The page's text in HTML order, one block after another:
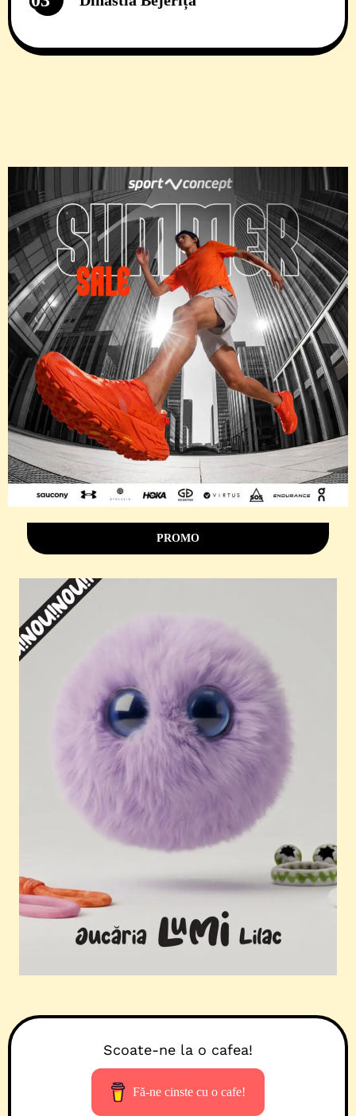
PROMO
Scoate-ne la o cafea!
Fă-ne cinste cu o cafe!